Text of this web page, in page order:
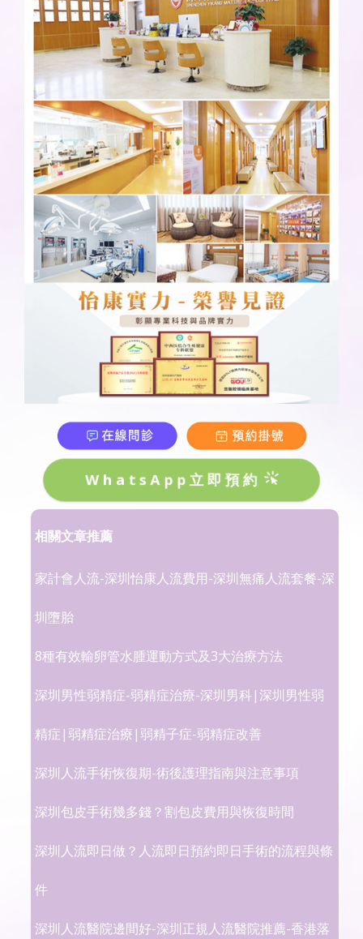
WhatsApp立即預約
相關文章推薦
家計會人流-深圳怡康人流費用-深圳無痛人流套餐-深
圳墮胎
8種有效輸卵管水腫運動方式及3大治療方法
深圳男性弱精症-弱精症治療-深圳男科|深圳男性弱
精症|弱精症治療|弱精子症-弱精症改善
深圳人流手術恢復期-術後護理指南與注意事項
深圳包皮手術幾多錢？割包皮費用與恢復時間
深圳人流即日做？人流即日預約即日手術的流程與條
件
深圳人流醫院邊間好-深圳正規人流醫院推薦-香港落